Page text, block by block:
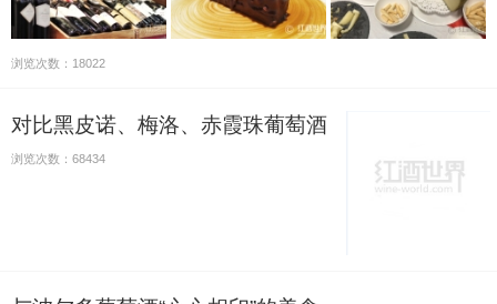
浏览次数：18022
对比黑皮诺、梅洛、赤霞珠葡萄酒
浏览次数：68434